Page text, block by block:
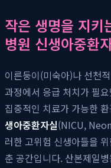
작은 생명을 지키
병원 신생아중환
이른둥이(미숙아)나 선천
과정에서 응급 처치가 필
집중적인 치료가 가능한
생아중환자실(NICU,
러한 고위험 신생아들을
춘 공간입니다. 산본제일